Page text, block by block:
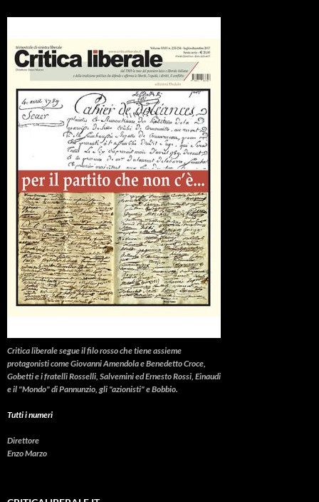
Critica liberalesegue il filo rosso che tiene assieme
protagonisti come Giovanni Amendola e Benedetto Croce,
Gobetti e i fratelli Rosselli, Salvemini ed Ernesto Rossi, Einaudi
e il "Mondo" di Pannunzio, gli "azionisti" e Bobbio.
Tutti i numeri
Direttore
Enzo Marzo